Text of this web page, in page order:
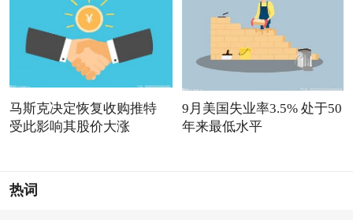
马斯克决定恢复收购推特
受此影响其股价大涨
9月美国失业率3.5% 处于50
年来最低水平
热词